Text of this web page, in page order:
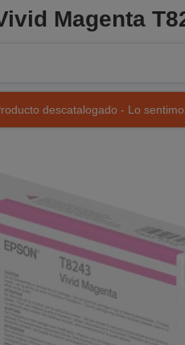
Magenta
descatalogado - Lo